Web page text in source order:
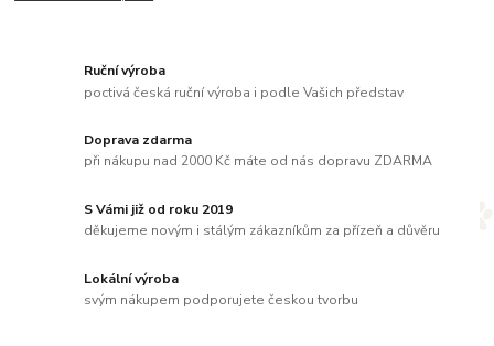
Ruční výroba
poctivá česká ruční výroba i podle Vašich představ
Doprava zdarma
při nákupu nad 2000 Kč máte od nás dopravu ZDARMA
S Vámi již od roku 2019
děkujeme novým i stálým zákazníkům za přízeň a důvěru
Lokální výroba
svým nákupem podporujete českou tvorbu